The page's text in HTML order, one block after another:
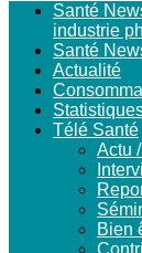
Santé
industrie
Santé
Actualité
Télé Santé
Actu
Bien